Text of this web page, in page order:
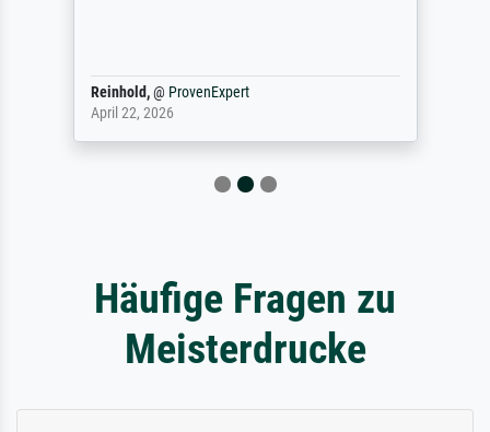
Reinhold,@ ProvenExpert
April 22, 2026
Häufige Fragen zu
Meisterdrucke